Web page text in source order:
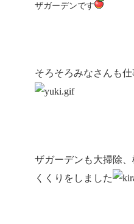
ザガーデンです
そろそろみなさんも
ザガーデンも大掃除
くくりをしました